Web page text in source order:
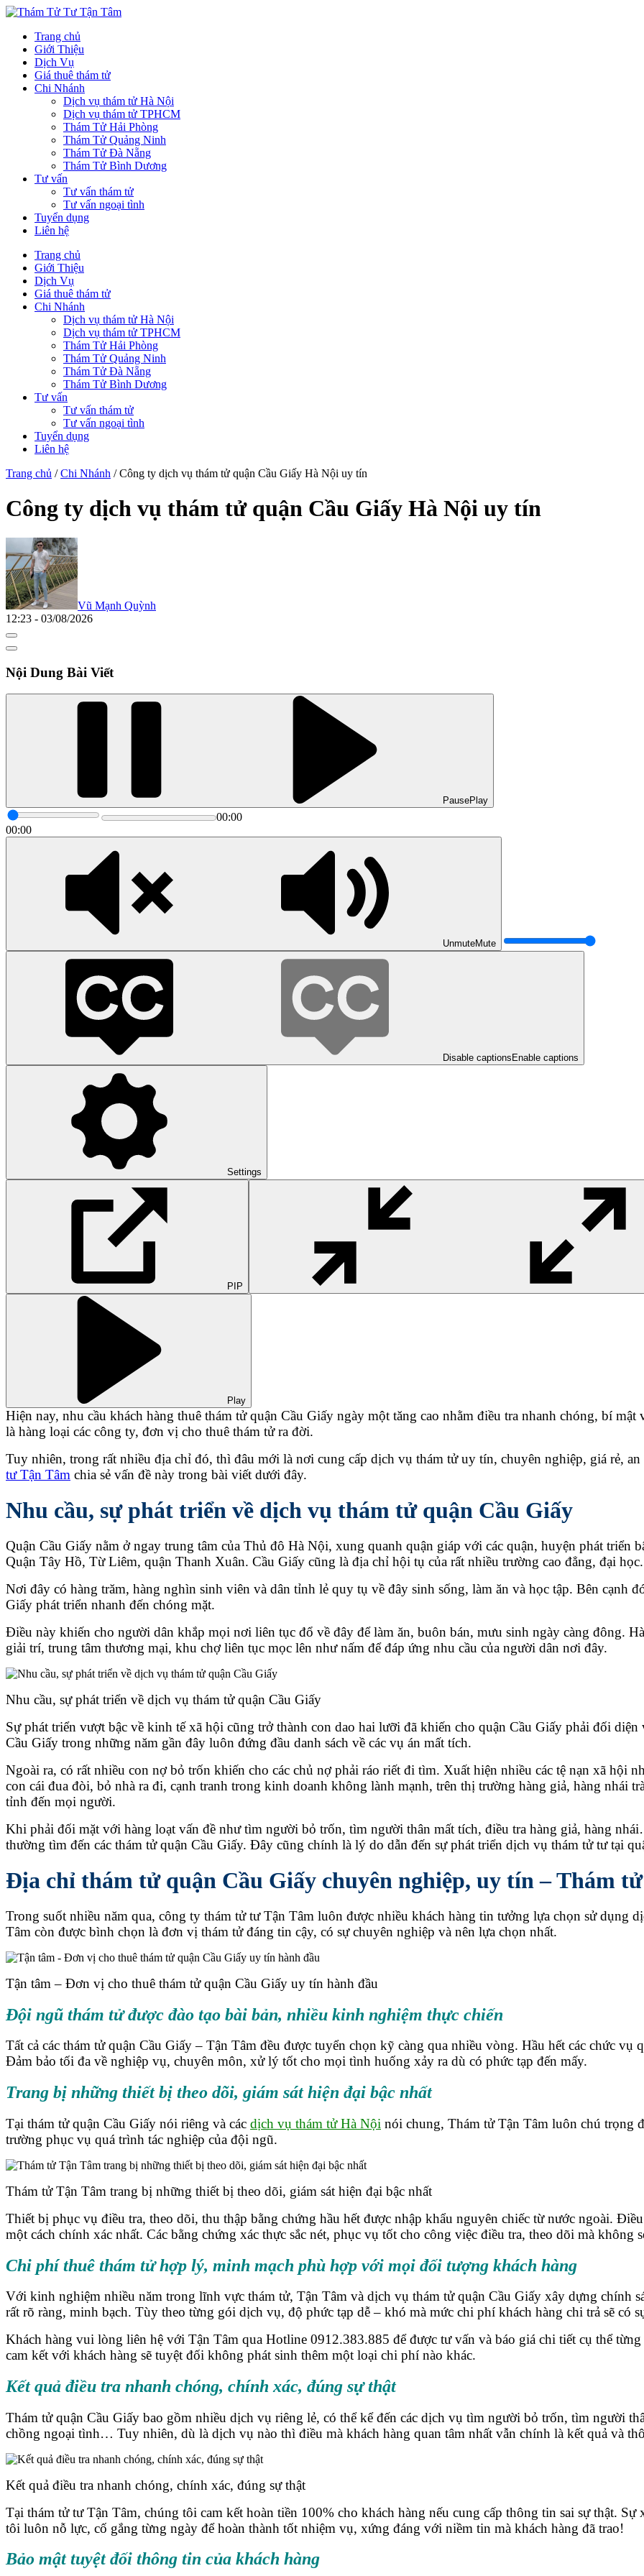
Trang chủ
Giới Thiệu
Dịch Vụ
Giá thuê thám tử
Chi Nhánh
Dịch vụ thám tử Hà Nội
Dịch vụ thám tử TPHCM
Thám Tử Hải Phòng
Thám Tử Quảng Ninh
Thám Tử Đà Nẵng
Thám Tử Bình Dương
Tư vấn
Tư vấn thám tử
Tư vấn ngoại tình
Tuyển dụng
Liên hệ
Trang chủ
Giới Thiệu
Dịch Vụ
Giá thuê thám tử
Chi Nhánh
Dịch vụ thám tử Hà Nội
Dịch vụ thám tử TPHCM
Thám Tử Hải Phòng
Thám Tử Quảng Ninh
Thám Tử Đà Nẵng
Thám Tử Bình Dương
Tư vấn
Tư vấn thám tử
Tư vấn ngoại tình
Tuyển dụng
Liên hệ
Trang chủ /Chi Nhánh /Công ty dịch vụ thám tử quận Cầu Giấy Hà Nội uy tín
Công ty dịch vụ thám tử quận Cầu Giấy Hà Nội uy tín
Vũ Mạnh Quỳnh
12:23 - 03/08/2026
Nội Dung Bài Viết
PausePlay
00:00
00:00
UnmuteMute
Disable captions Enable captions
Settings
PIP
Play
Hiện nay, nhu cầu khách hàng thuê thám tử quận Cầu Giấy ngày một tăng cao nhằm điều tra nhanh chóng, bí
là hàng loại các công ty, đơn vị cho thuê thám tử ra đời.
Tuy nhiên, trong rất nhiều địa chỉ đó, thì đâu mới là nơi cung cấp dịch vụ thám tử uy tín, chuyên nghiệp, giá rẻ, an
tư Tận Tâm chia sẻ vấn đề này trong bài viết dưới đây.
Nhu cầu, sự phát triển về dịch vụ thám tử quận Cầu Giấy
Quận Cầu Giấy nằm ở ngay trung tâm của Thủ đô Hà Nội, xung quanh quận giáp với các quận, huyện phát triển
Quận Tây Hồ, Từ Liêm, quận Thanh Xuân. Cầu Giấy cũng là địa chỉ hội tụ của rất nhiều trường cao đẳng, đại học.
Nơi đây có hàng trăm, hàng nghìn sinh viên và dân tỉnh lẻ quy tụ về đây sinh sống, làm ăn và học tập. Bên cạnh
Giấy phát triển nhanh đến chóng mặt.
Điều này khiến cho người dân khắp mọi nơi liên tục đổ về đây để làm ăn, buôn bán, mưu sinh ngày càng đông.
giải trí, trung tâm thương mại, khu chợ liên tục mọc lên như nấm để đáp ứng nhu cầu của người dân nơi đây.
Nhu cầu, sự phát triển về dịch vụ thám tử quận Cầu Giấy
Sự phát triển vượt bậc về kinh tế xã hội cũng trở thành con dao hai lưỡi đã khiến cho quận Cầu Giấy phải đối
Cầu Giấy trong những năm gần đây luôn đứng đầu danh sách về các vụ án mất tích.
Ngoài ra, có rất nhiều con nợ bỏ trốn khiến cho các chủ nợ phải ráo riết đi tìm. Xuất hiện nhiều các tệ nạn xã hội
con cái đua đòi, bỏ nhà ra đi, cạnh tranh trong kinh doanh không lành mạnh, trên thị trường hàng giả, hàng
tỉnh đến mọi người.
Khi phải đối mặt với hàng loạt vấn đề như tìm người bỏ trốn, tìm người thân mất tích, điều tra hàng giả, hàng
thường tìm đến các thám tử quận Cầu Giấy. Đây cũng chính là lý do dẫn đến sự phát triển dịch vụ thám tử tư tại
Địa chỉ thám tử quận Cầu Giấy chuyên nghiệp, uy tín – Thám
Trong suốt nhiều năm qua, công ty thám tử tư Tận Tâm luôn được nhiều khách hàng tin tưởng lựa chọn sử dụng
Tâm còn được bình chọn là đơn vị thám tử đáng tin cậy, có sự chuyên nghiệp và nên lựa chọn nhất.
Tận tâm – Đơn vị cho thuê thám tử quận Cầu Giấy uy tín hành đầu
Đội ngũ thám tử được đào tạo bài bản, nhiều kinh nghiệm thực chiến
Tất cả các thám tử quận Cầu Giấy – Tận Tâm đều được tuyển chọn kỹ càng qua nhiều vòng. Hầu hết các chức
Đảm bảo tối đa về nghiệp vụ, chuyên môn, xử lý tốt cho mọi tình huống xảy ra dù có phức tạp đến mấy.
Trang bị những thiết bị theo dõi, giám sát hiện đại bậc nhất
Tại thám tử quận Cầu Giấy nói riêng và các dịch vụ thám tử Hà Nội nói chung, Thám tử Tận Tâm luôn chú trọng
trường phục vụ quá trình tác nghiệp của đội ngũ.
Thám tử Tận Tâm trang bị những thiết bị theo dõi, giám sát hiện đại bậc nhất
Thiết bị phục vụ điều tra, theo dõi, thu thập bằng chứng hầu hết được nhập khẩu nguyên chiếc từ nước ngoài.
một cách chính xác nhất. Các bằng chứng xác thực sắc nét, phục vụ tốt cho công việc điều tra, theo dõi mà không
Chi phí thuê thám tử hợp lý, minh mạch phù hợp với mọi đối tượng khách hàng
Với kinh nghiệm nhiều năm trong lĩnh vực thám tử, Tận Tâm và dịch vụ thám tử quận Cầu Giấy xây dựng chính
rất rõ ràng, minh bạch. Tùy theo từng gói dịch vụ, độ phức tạp dễ – khó mà mức chi phí khách hàng chi trả sẽ có
Khách hàng vui lòng liên hệ với Tận Tâm qua Hotline 0912.383.885 để được tư vấn và báo giá chi tiết cụ thể
cam kết với khách hàng sẽ tuyệt đối không phát sinh thêm một loại chi phí nào khác.
Kết quả điều tra nhanh chóng, chính xác, đúng sự thật
Thám tử quận Cầu Giấy bao gồm nhiều dịch vụ riêng lẻ, có thể kể đến các dịch vụ tìm người bỏ trốn, tìm người
chồng ngoại tình… Tuy nhiên, dù là dịch vụ nào thì điều mà khách hàng quan tâm nhất vẫn chính là kết quả và
Kết quả điều tra nhanh chóng, chính xác, đúng sự thật
Tại thám tử tư Tận Tâm, chúng tôi cam kết hoàn tiền 100% cho khách hàng nếu cung cấp thông tin sai sự thật.
tôi luôn nỗ lực, cố gắng từng ngày để hoàn thành tốt nhiệm vụ, xứng đáng với niềm tin mà khách hàng đã trao!
Bảo mật tuyệt đối thông tin của khách hàng